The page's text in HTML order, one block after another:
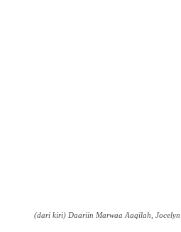
(dari kiri) Daariin Marwaa Aaqilah, Jocelyn